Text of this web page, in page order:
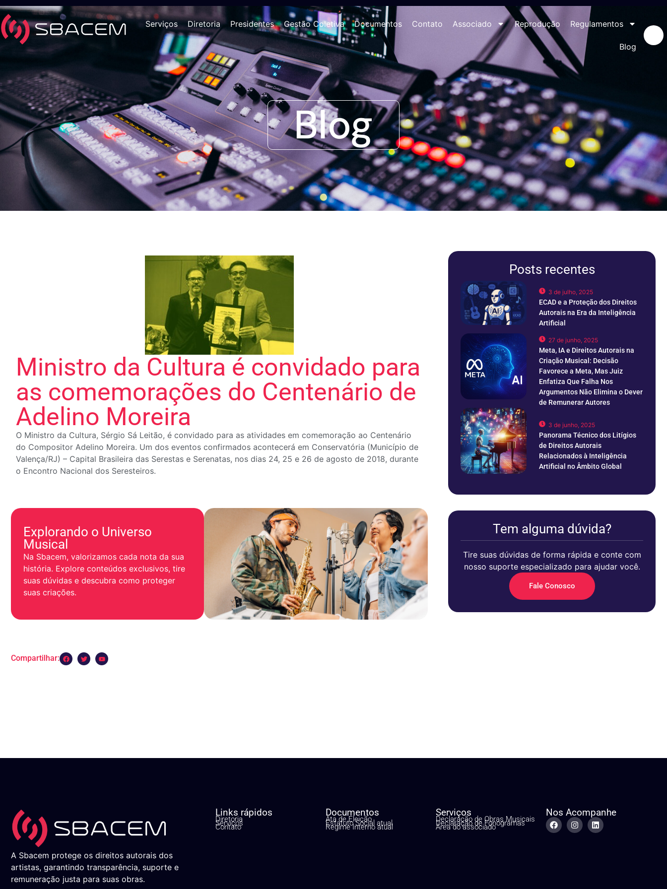
Serviços Diretoria Presidentes Gestão Coletiva Documentos Contato Associado Reprodução Regulamentos
Blog
Blog
Posts recentes
3 de julho, 2025
ECAD e a Proteção dos Direitos
Autorais na Era da Inteligência
Artificial
27 de junho, 2025
Meta, IA e Direitos Autorais na
Criação Musical: Decisão
Favorece a Meta, Mas Juiz
Enfatiza Que Falha Nos
Argumentos Não Elimina o Dever
de Remunerar Autores
3 de junho, 2025
Panorama Técnico dos Litígios
de Direitos Autorais
Relacionados à Inteligência
Artificial no Âmbito Global
Tem alguma dúvida?
Tire suas dúvidas de forma rápida e conte com
nosso suporte especializado para ajudar você.
Fale Conosco
Ministro da Cultura é convidado para
as comemorações do Centenário de
Adelino Moreira
O Ministro da Cultura, Sérgio Sá Leitão, é convidado para as atividades em comemoração ao Centenário
do Compositor Adelino Moreira. Um dos eventos confirmados acontecerá em Conservatória (Município de
Valença/RJ) – Capital Brasileira das Serestas e Serenatas, nos dias 24, 25 e 26 de agosto de 2018, durante
o Encontro Nacional dos Seresteiros.
Explorando o Universo
Musical
Na Sbacem, valorizamos cada nota da sua
história. Explore conteúdos exclusivos, tire
suas dúvidas e descubra como proteger
suas criações.
Compartilhar:
A Sbacem protege os direitos autorais dos
artistas, garantindo transparência, suporte e
remuneração justa para suas obras.
Links rápidos
Diretoria
Serviços
Contato
Documentos
Ata de Eleição
Estatuto Social atual
Regime Interno atual
Serviços
Declaração de Obras Musicais
Declaração de Fonogramas
Área do associado
Nos Acompanhe